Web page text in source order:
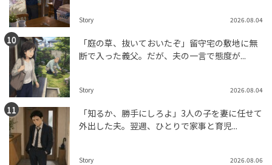
Story 2026.08.04
「庭の草、抜いておいたぞ」留守宅の敷地に無
断で入った義父。だが、夫の一言で態度が...
Story 2026.08.04
「知るか、勝手にしろよ」3人の子を妻に任せて
外出した夫。翌週、ひとりで家事と育児...
Story 2026.08.06